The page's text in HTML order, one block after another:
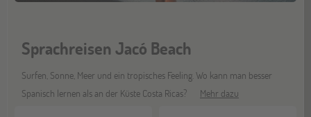
Sprachreisen Jacó Beach
Surfen, Sonne, Meer und ein tropisches Feeling. Wo kann man besser
Spanisch lernen als an der Küste Costa Ricas?
Mehr dazu